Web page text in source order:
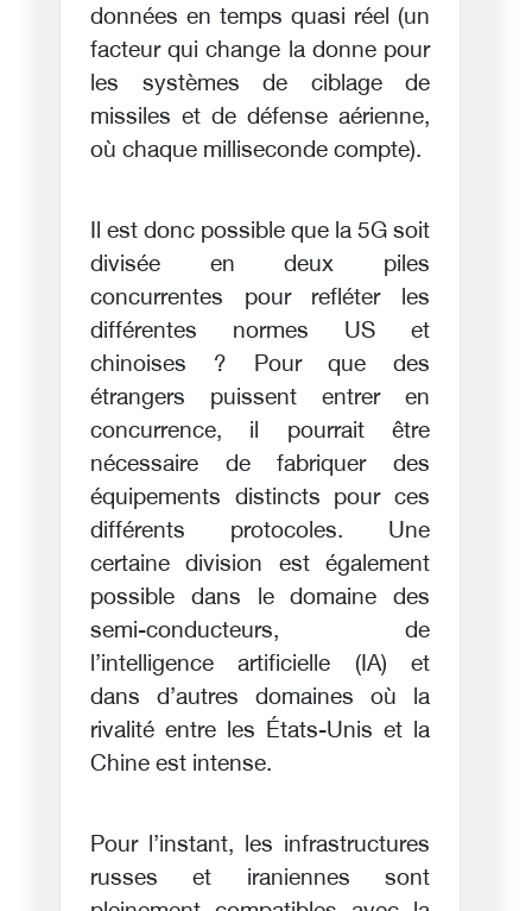
données en temps quasi réel (un
facteur qui change la donne pour
les systèmes de ciblage de
missiles et de défense aérienne,
où chaque milliseconde compte).
Il est donc possible que la 5G soit
divisée en deux piles
concurrentes pour refléter les
différentes normes US et
chinoises ? Pour que des
étrangers puissent entrer en
concurrence, il pourrait être
nécessaire de fabriquer des
équipements distincts pour ces
différents protocoles. Une
certaine division est également
possible dans le domaine des
semi-conducteurs, de
l’intelligence artificielle (IA) et
dans d’autres domaines où la
rivalité entre les États-Unis et la
Chine est intense.
Pour l’instant, les infrastructures
russes et iraniennes sont